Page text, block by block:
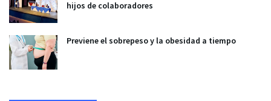
hijos de colaboradores
Previene el sobrepeso y la obesidad a tiempo